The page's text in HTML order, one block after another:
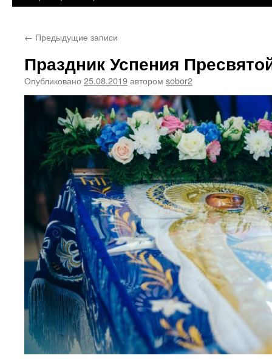
← Предыдущие записи
Праздник Успения
Опубликовано 25.08.2019автором sobor2